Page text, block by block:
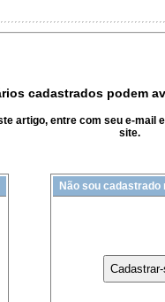
cadastrados podem
artigo, entre com seu e-mail
site.
Não sou cadastrado